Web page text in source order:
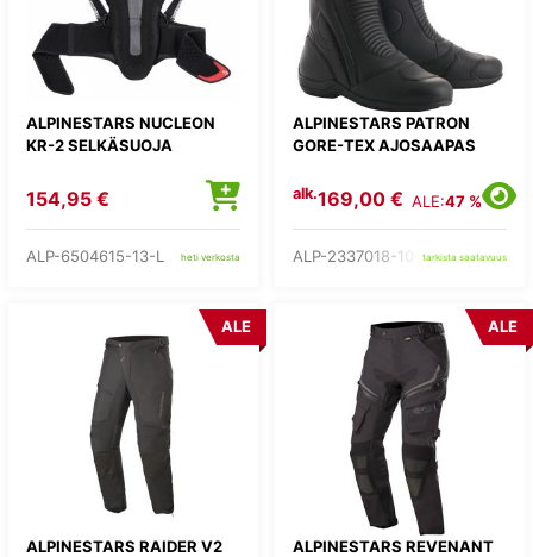
ALPINESTARS NUCLEON
KR-2 SELKÄSUOJA
154,95 €
ALP-6504615-13-L heti verkosta
ALPINESTARS PATRON
GORE-TEX AJOSAAPAS
alk.169,00 € ALE:47 %
ALP-2337018-10- tarkista saatavuus
ALPINESTARS RAIDER V2
ALE
ALPINESTARS REVENANT
ALE